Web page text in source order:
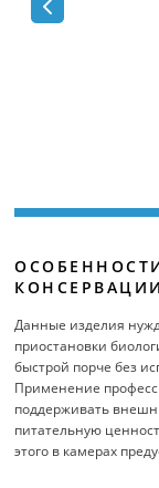
Данные изделия
приостановки
быстрой порче без
Применение
поддерживать
питательную
этого в камерах